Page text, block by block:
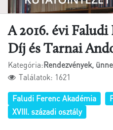
A 2016. évi
Díj és Tarnai
Kategória:Rendezvények,
Találatok: 1621
Faludi Ferenc Akadémia
XVIII. századi osztály